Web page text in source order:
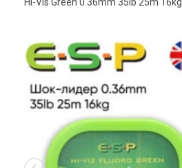
Hi-Vis Green 0.36mm 35lb 25m 16kg
-20%